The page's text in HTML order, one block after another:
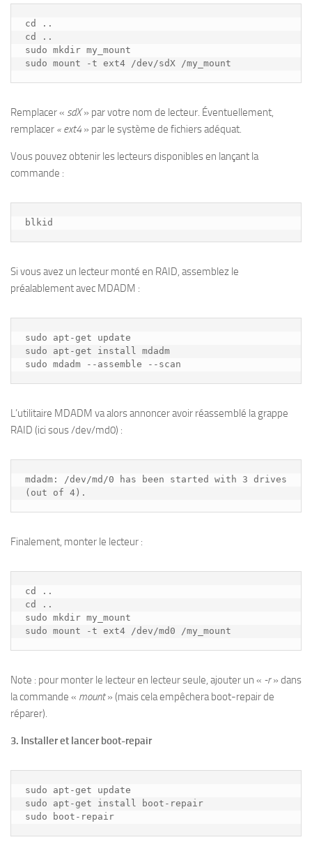
cd ..
cd ..
sudo mkdir my_mount
sudo mount -t ext4 /dev/sdX /my_mount
Remplacer « sdX» par votre nom de lecteur. Éventuellement,
remplacer « ext4» par le système de fichiers adéquat.
Vous pouvez obtenir les lecteurs disponibles en lançant la
commande :
blkid
Si vous avez un lecteur monté en RAID, assemblez le
préalablement avec MDADM :
sudo apt-get update
sudo apt-get install mdadm
sudo mdadm --assemble --scan
L’utilitaire MDADM va alors annoncer avoir réassemblé la grappe
RAID (ici sous /dev/md0) :
mdadm: /dev/md/0 has been started with 3 drives
(out of 4).
Finalement, monter le lecteur :
cd ..
cd ..
sudo mkdir my_mount
sudo mount -t ext4 /dev/md0 /my_mount
Note : pour monter le lecteur en lecteur seule, ajouter un « -r» dans
la commande « mount» (mais cela empêchera boot-repair de
réparer).
3. Installer et lancer boot-repair
sudo apt-get update
sudo apt-get install boot-repair
sudo boot-repair